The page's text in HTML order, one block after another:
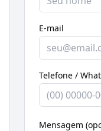
E-mail
Telefone /
Mensagem